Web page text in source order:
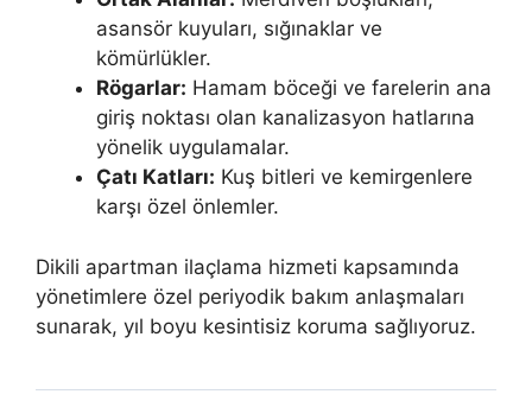
asansör kuyuları, sığınaklar ve
kömürlükler.
Rögarlar: Hamam böceği ve farelerin ana
giriş noktası olan kanalizasyon hatlarına
yönelik uygulamalar.
Çatı Katları: Kuş bitleri ve kemirgenlere
karşı özel önlemler.
Dikili apartman ilaçlama hizmeti kapsamında
yönetimlere özel periyodik bakım anlaşmaları
sunarak, yıl boyu kesintisiz koruma sağlıyoruz.